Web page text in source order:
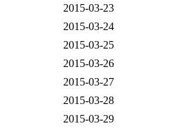
2015-03-23
2015-03-24
2015-03-25
2015-03-26
2015-03-27
2015-03-28
2015-03-29